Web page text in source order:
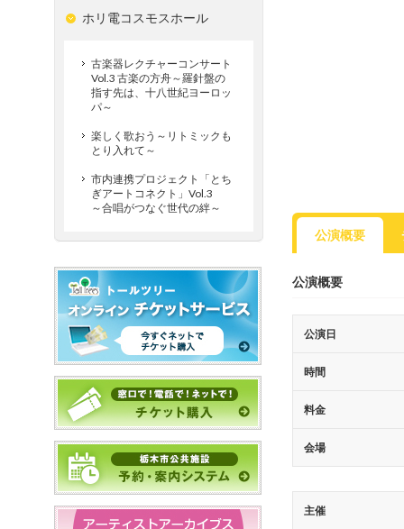
公演概要
公演概要
公演日
時間
料金
会場
主催
ホリ電コスモスホール
古楽器レクチャーコンサート
Vol.3 古楽の方舟～羅針盤の
指す先は、十八世紀ヨーロッ
パ～
楽しく歌おう～リトミックも
とり入れて～
市内連携プロジェクト「とち
ぎアートコネクト」Vol.3
～合唱がつなぐ世代の絆～